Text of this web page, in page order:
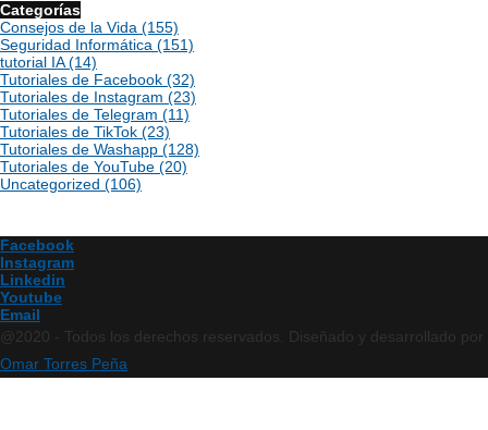
Categorías
Consejos de la Vida (155)
Seguridad Informática (151)
tutorial IA(14)
Tutoriales de Facebook (32)
Tutoriales de Instagram (23)
Tutoriales de Telegram (11)
Tutoriales de TikTok (23)
Tutoriales de Washapp (128)
Tutoriales de YouTube (20)
Uncategorized (106)
Facebook
Instagram
Linkedin
Youtube
Email
@2020 - Todos los derechos reservados. Diseñado y desarrollado por
Omar Torres Peña